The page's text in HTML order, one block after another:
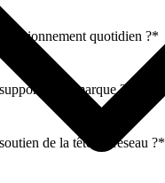
quotidien ?*
de la marque ?
de la tête de réseau ?*